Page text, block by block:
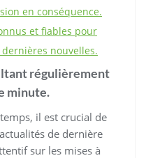
en conséquence.
et fiables pour
nouvelles.
régulièrement
minute.
il est crucial de
de dernière
sur les mises à